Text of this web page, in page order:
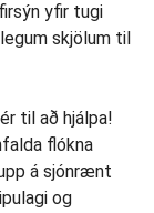
yfir tugi
skjölum til
til að hjálpa!
flókna
á sjónrænt
og